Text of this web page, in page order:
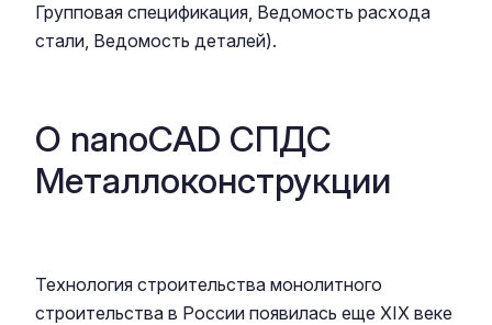
Групповая спецификация, Ведомость расхода
стали, Ведомость деталей).
О nanoCAD СПДС
Металлоконструкции
Технология строительства монолитного
строительства в России появилась еще XIX веке